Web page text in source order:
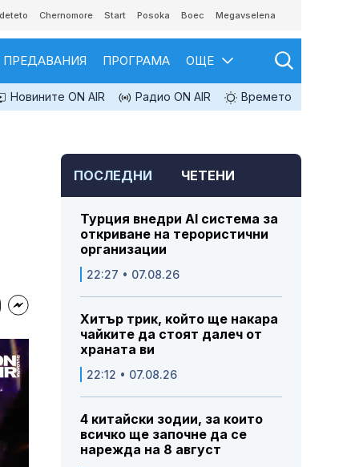
Chernomore Start Posoka Boec Megavselena
ПРЕДАВАНИЯ ПРОГРАМА ОЩЕ
Новините ON AIR Радио ON AIR Времето
ПОСЛЕДНИ ЧЕТЕНИ
Турция внедри AI система за
откриване на терористични
организации
22:27 • 07.08.26
Хитър трик, който ще накара
чайките да стоят далеч от
храната ви
22:12 • 07.08.26
4 китайски зодии, за които
всичко ще започне да се
нарежда на 8 август